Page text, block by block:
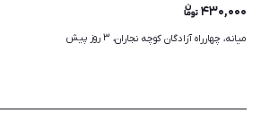
۴۳۰,۰۰۰
میانه، چهارراه آزادگان کوچه نجاران، ۳ روز پیش